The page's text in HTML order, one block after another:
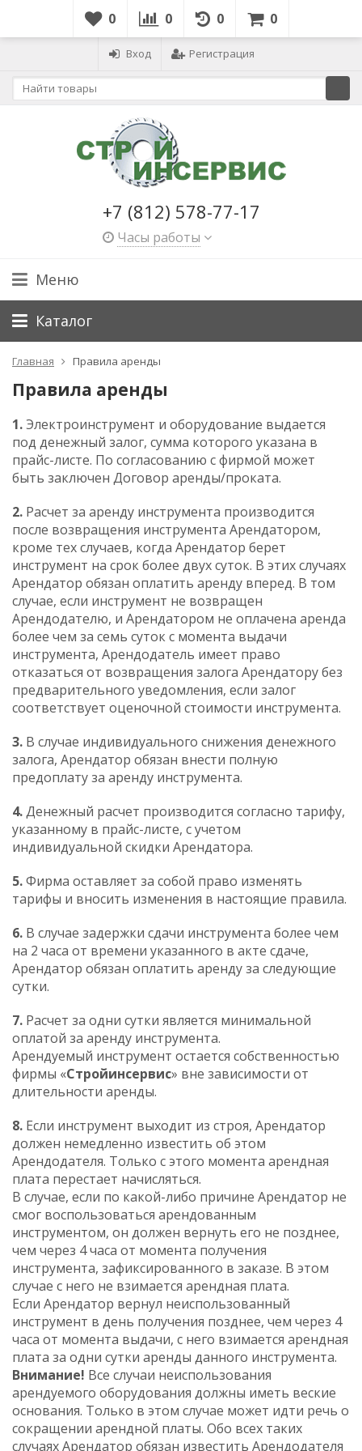
0 0 0 0
Вход Регистрация
+7 (812) 578-77-17
Часы работы
Меню
Каталог
Главная Правила аренды
Правила аренды
1.Электроинструмент и оборудование выдается
под денежный залог, сумма которого указана в
прайс-листе. По согласованию c фирмой может
быть заключен Договор аренды/проката.
2. Расчет за аренду инструмента производится
после возвращения инструмента Арендатором,
кроме тех случаев, когда Арендатор берет
инструмент на срок более двух суток. В этих случаях
Арендатор обязан оплатить аренду вперед. В том
случае, если инструмент не возвращен
Арендодателю, и Арендатором не оплачена аренда
более чем за семь суток c момента выдачи
инструмента, Арендодатель имеет право
отказаться от возвращения залога Арендатору без
предварительного уведомления, если залог
соответствует оценочной стоимости инструмента.
3. В случае индивидуального снижения денежного
залога, Арендатор обязан внести полную
предоплату за аренду инструмента.
4.Денежный расчет производится согласно тарифу,
указанному в прайс-листе, c учетом
индивидуальной скидки Арендатора.
5.Фирма оставляет за собой право изменять
тарифы и вносить изменения в настоящие правила.
6. В случае задержки сдачи инструмента более чем
на 2 часа от времени указанного в акте сдаче,
Арендатор обязан оплатить аренду за следующие
сутки.
7. Расчет за одни сутки является минимальной
оплатой за аренду инструмента.
Арендуемый инструмент остается собственностью
фирмы «Стройинсервис» вне зависимости от
длительности аренды.
8. Если инструмент выходит из строя, Арендатор
должен немедленно известить об этом
Арендодателя. Только c этого момента арендная
плата перестает начисляться.
В случае, если по какой-либо причине Арендатор не
смог воспользоваться арендованным
инструментом, он должен вернуть его не позднее,
чем через 4 часа от момента получения
инструмента, зафиксированного в заказе. В этом
случае c него не взимается арендная плата.
Если Арендатор вернул неиспользованный
инструмент в день получения позднее, чем через 4
часа от момента выдачи, c него взимается арендная
плата за одни сутки аренды данного инструмента.
Внимание! Все случаи неиспользования
арендуемого оборудования должны иметь веские
основания. Только в этом случае может идти речь o
сокращении арендной платы. Обо всех таких
случаях Арендатор обязан известить Арендодателя